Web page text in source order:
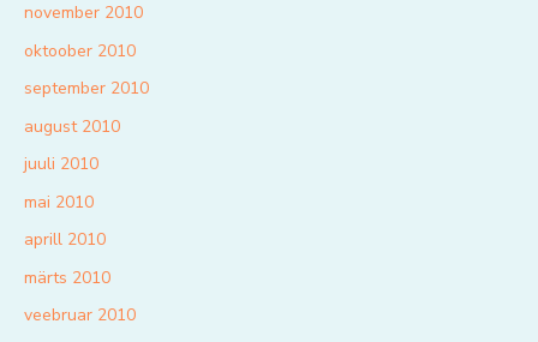
november 2010
oktoober 2010
september 2010
august 2010
juuli 2010
mai 2010
aprill 2010
märts 2010
veebruar 2010